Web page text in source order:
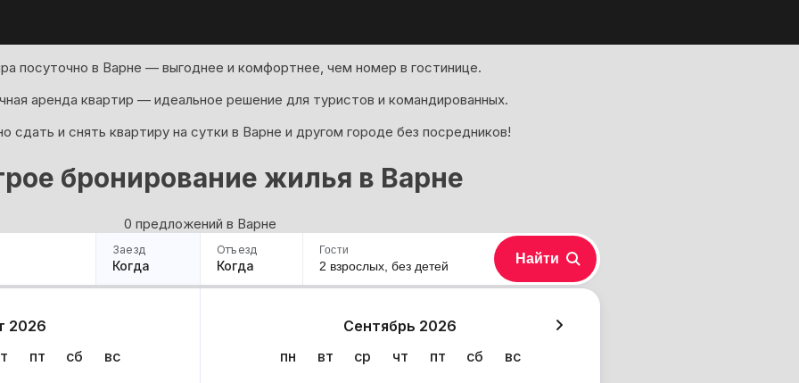
посуточно в Варне — выгоднее и комфортнее, чем номер в гостинице.
аренда квартир — идеальное решение для туристов и командированных.
сдать и снять квартиру на сутки в Варне и другом городе без посредников!
бронирование жилья в Варне
0 предложений в Варне
Заезд
Когда
Отъезд
Когда
2026
пт сб вс
Сентябрь 2026
пн
вт ср чт пт сб вс
Гости
2 взрослых, без детей Найти